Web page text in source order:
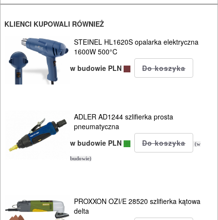
I
RĘCZNE
NARZĘDZIA
I
OSPRZĘT
INSTALACYJNE,
PALNIKI
PNEUMATYCZNE
NARZĘDZIA
KLIENCI KUPOWALI RÓWNIEŻ
STEINEL HL1620S opalarka elektryczna
1600W 500°C
w budowie PLN
ADLER AD1244 szlifierka prosta
pneumatyczna
w budowie PLN
(w
budowie)
PROXXON OZI/E 28520 szlifierka kątowa
delta